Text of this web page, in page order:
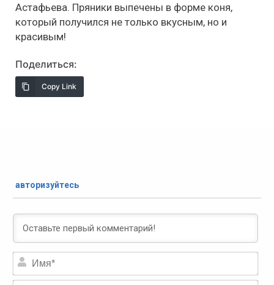
Астафьева. Пряники выпечены в форме коня,
который получился не только вкусным, но и
красивым!
Поделиться:
Copy Link
авторизуйтесь